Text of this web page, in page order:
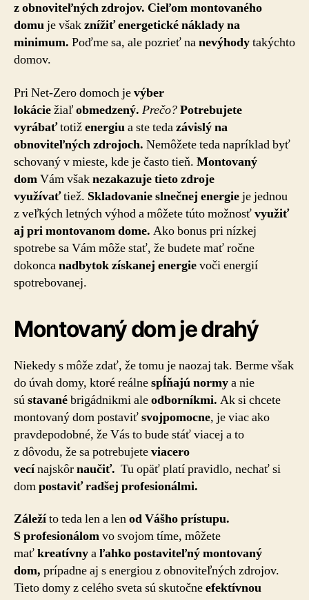
z obnoviteľných zdrojov. Cieľom montovaného
domuje všakznížiť energetické náklady na
minimum. Poďme sa, ale pozrieť nanevýhodytakýchto
domov.
Pri Net-Zero domoch jevýber
lokáciežiaľobmedzený. Prečo?Potrebujete
vyrábaťtotiženergiua ste tedazávislý na
obnoviteľných zdrojoch. Nemôžete teda napríklad byť
schovaný v mieste, kde je často tieň. Montovaný
domVám všaknezakazuje tieto zdroje
využívaťtiež. Skladovanie slnečnej energieje jednou
z veľkých letných výhod a môžete túto možnosťvyužiť
aj pri montovanom dome. Ako bonus pri nízkej
spotrebe sa Vám môže stať, že budete mať ročne
dokoncanadbytok získanej energievoči energií
spotrebovanej.
Montovaný dom je drahý
Niekedy s môže zdať, že tomu je naozaj tak. Berme však
do úvah domy, ktoré reálnespĺňajú normya nie
sústavanébrigádnikmi aleodborníkmi. Ak si chcete
montovaný dom postaviťsvojpomocne, je viac ako
pravdepodobné, že Vás to bude stáť viacej a to
z dôvodu, že sa potrebujeteviacero
vecínajskôrnaučiť. Tu opäť platí pravidlo, nechať si
dompostaviť radšej profesionálmi.
Záležíto teda len a lenod Vášho prístupu.
S profesionálomvo svojom tíme, môžete
maťkreatívnyaľahko postaviteľný montovaný
dom, prípadne aj s energiou z obnoviteľných zdrojov.
Tieto domy z celého sveta sú skutočneefektívnou